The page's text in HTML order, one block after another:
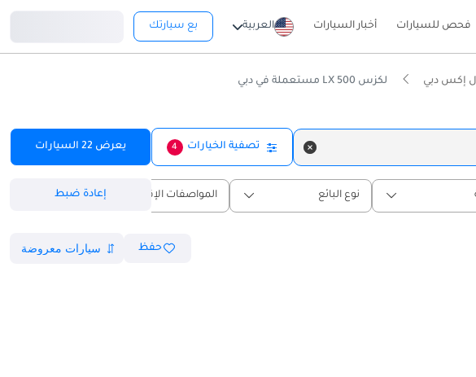
فحص للسيارات أخبار السيارات العربية بع سيارتك
إكس دبي لكزس LX 500 مستعملة في دبي
تصفية الخيارات 4 يعرض 22 السيارات
نوع البائع المواصفات الإقليمية إعادة ضبط
حفظ